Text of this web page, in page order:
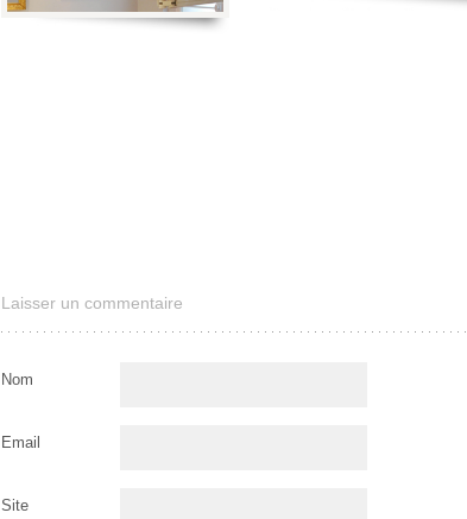
Laisser un commentaire
Nom
Email
Site